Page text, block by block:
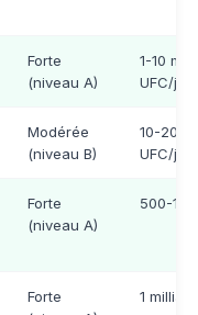
Forte
(niveau A)
1-10
UFC/j
Modérée
(niveau B)
10-20
UFC/j
Forte
(niveau A)
500-
Forte
1